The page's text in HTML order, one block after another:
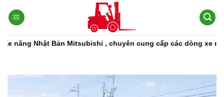
qua
dung
Mitsubishi , chuyên cung cấp các dòng xe nâng, phụ tùng xe